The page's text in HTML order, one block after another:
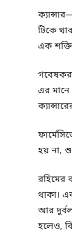
টিকে
এক
এর
হয় না,
রহিমের
থাকা।
আর
হলেও,